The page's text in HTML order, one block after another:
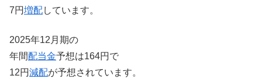
7円増配しています。
2025年12月期の
年間配当金予想は164円で
12円減配が予想されています。